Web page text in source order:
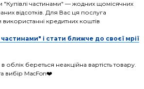
частинами" — жодних щомісячних
відсотків. Для Вас ця послуга
кредитних коштів
і стати ближче до своєї мрії
облік береться неакційна вартість товару.
вибір MacFon❤️